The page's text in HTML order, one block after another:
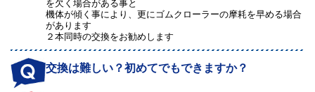
を欠く場合がある事と
機体が傾く事により、更にゴムクローラーの摩耗を早める場合
があります
２本同時の交換をお勧めします
交換は難しい？初めてでもできますか？